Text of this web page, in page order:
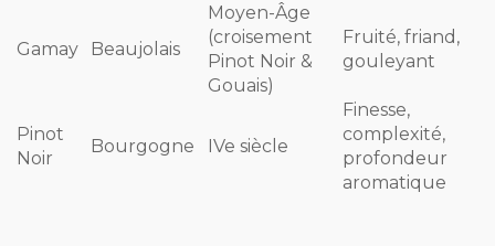
Gamay Beaujolais
Moyen-Âge
(croisement
Pinot Noir &
Gouais)
Fruité, friand,
gouleyant
Pinot
Noir
Bourgogne IVe siècle
Finesse,
complexité,
profondeur
aromatique